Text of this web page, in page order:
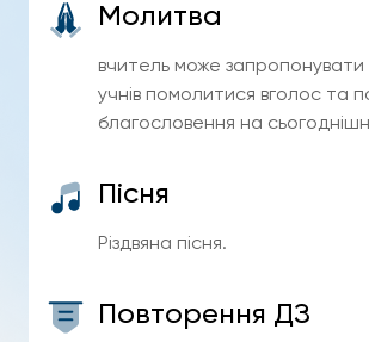
Молитва
вчитель може запропонувати
учнів помолитися вголос та
благословення на
Пісня
Різдвяна пісня.
Повторення ДЗ